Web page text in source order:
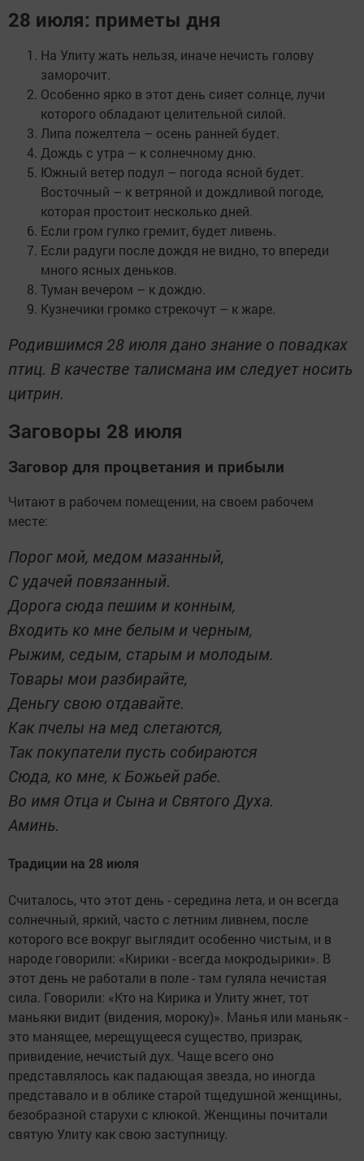
28 июля: приметы дня
На Улиту жать нельзя, иначе нечисть голову
заморочит.
Особенно ярко в этот день сияет солнце, лучи
которого обладают целительной силой.
Липа пожелтела – осень ранней будет.
Дождь с утра – к солнечному дню.
Южный ветер подул – погода ясной будет.
Восточный – к ветряной и дождливой погоде,
которая простоит несколько дней.
Если гром гулко гремит, будет ливень.
Если радуги после дождя не видно, то впереди
много ясных деньков.
Туман вечером – к дождю.
Кузнечики громко стрекочут – к жаре.
Родившимся 28 июля дано знание о повадках
птиц. В качестве талисмана им следует носить
цитрин.
Заговоры 28 июля
Заговор для процветания и прибыли
Читают в рабочем помещении, на своем рабочем
месте:
Порог мой, медом мазанный,
С удачей повязанный.
Дорога сюда пешим и конным,
Входить ко мне белым и черным,
Рыжим, седым, старым и молодым.
Товары мои разбирайте,
Деньгу свою отдавайте.
Как пчелы на мед слетаются,
Так покупатели пусть собираются
Сюда, ко мне, к Божьей рабе.
Во имя Отца и Сына и Святого Духа.
Аминь.
Традиции на 28 июля
Считалось, что этот день - середина лета, и он всегда
солнечный, яркий, часто с летним ливнем, после
которого все вокруг выглядит особенно чистым, и в
народе говорили: «Кирики - всегда мокродырики». В
этот день не работали в поле - там гуляла нечистая
сила. Говорили: «Кто на Кирика и Улиту жнет, тот
маньяки видит (видения, мороку)». Манья или маньяк -
это манящее, мерещущееся существо, призрак,
привидение, нечистый дух. Чаще всего оно
представлялось как падающая звезда, но иногда
представало и в облике старой тщедушной женщины,
безобразной старухи с клюкой. Женщины почитали
святую Улиту как свою заступницу.